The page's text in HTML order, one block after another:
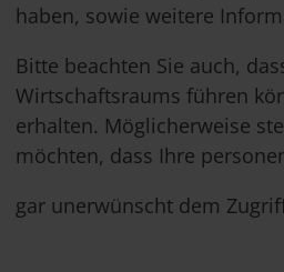
haben, sowie weitere
Bitte beachten Sie auch,
Wirtschaftsraums führen
erhalten. Möglicherweise
möchten, dass Ihre
gar unerwünscht dem